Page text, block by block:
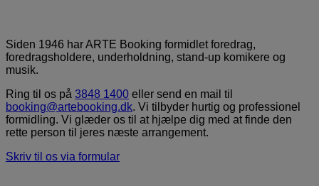
Siden 1946 har ARTE Booking formidlet foredrag,
foredragsholdere, underholdning, stand-up komikere og
musik.
Ring til os på 3848 1400 eller send en mail til
booking@artebooking.dk. Vi tilbyder hurtig og professionel
formidling. Vi glæder os til at hjælpe dig med at finde den
rette person til jeres næste arrangement.
Skriv til os via formular